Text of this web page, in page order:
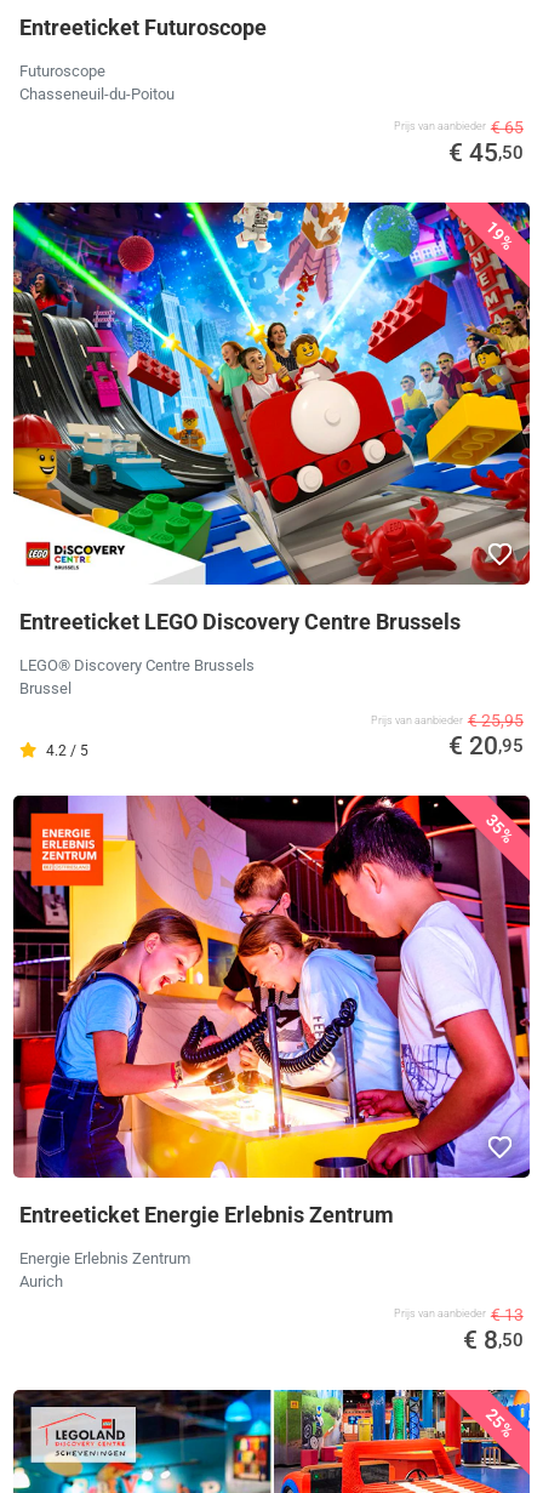
Entreeticket Futuroscope
Futuroscope
Chasseneuil-du-Poitou
Prijs van aanbieder € 65
€ 45,50
19%
Entreeticket LEGO Discovery Centre Brussels
LEGO® Discovery Centre Brussels
Brussel
4.2 / 5
Prijs van aanbieder € 25,95
€ 20,95
35%
Entreeticket Energie Erlebnis Zentrum
Energie Erlebnis Zentrum
Aurich
Prijs van aanbieder € 13
€ 8,50
25%